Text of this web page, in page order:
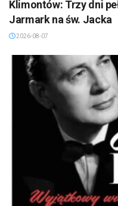
Klimontów: Trzy dni
Jarmark na św. Jacka
2026-08-07